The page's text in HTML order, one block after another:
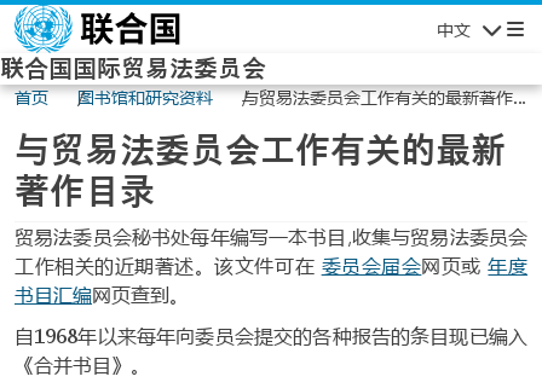
Skip to main content
中文
联合国国际贸易法委员会
首页 图书馆和研究资料
与贸易法委员会工作有关的最新著作
与贸易法委员会工作有关的最新
著作目录
贸易法委员会秘书处每年编写一本书目,收集与贸易法委员会
工作相关的近期著述。该文件可在 委员会届会网页或年度
书目汇编网页查到。
自1968年以来每年向委员会提交的各种报告的条目现已编入
《合并书目》。